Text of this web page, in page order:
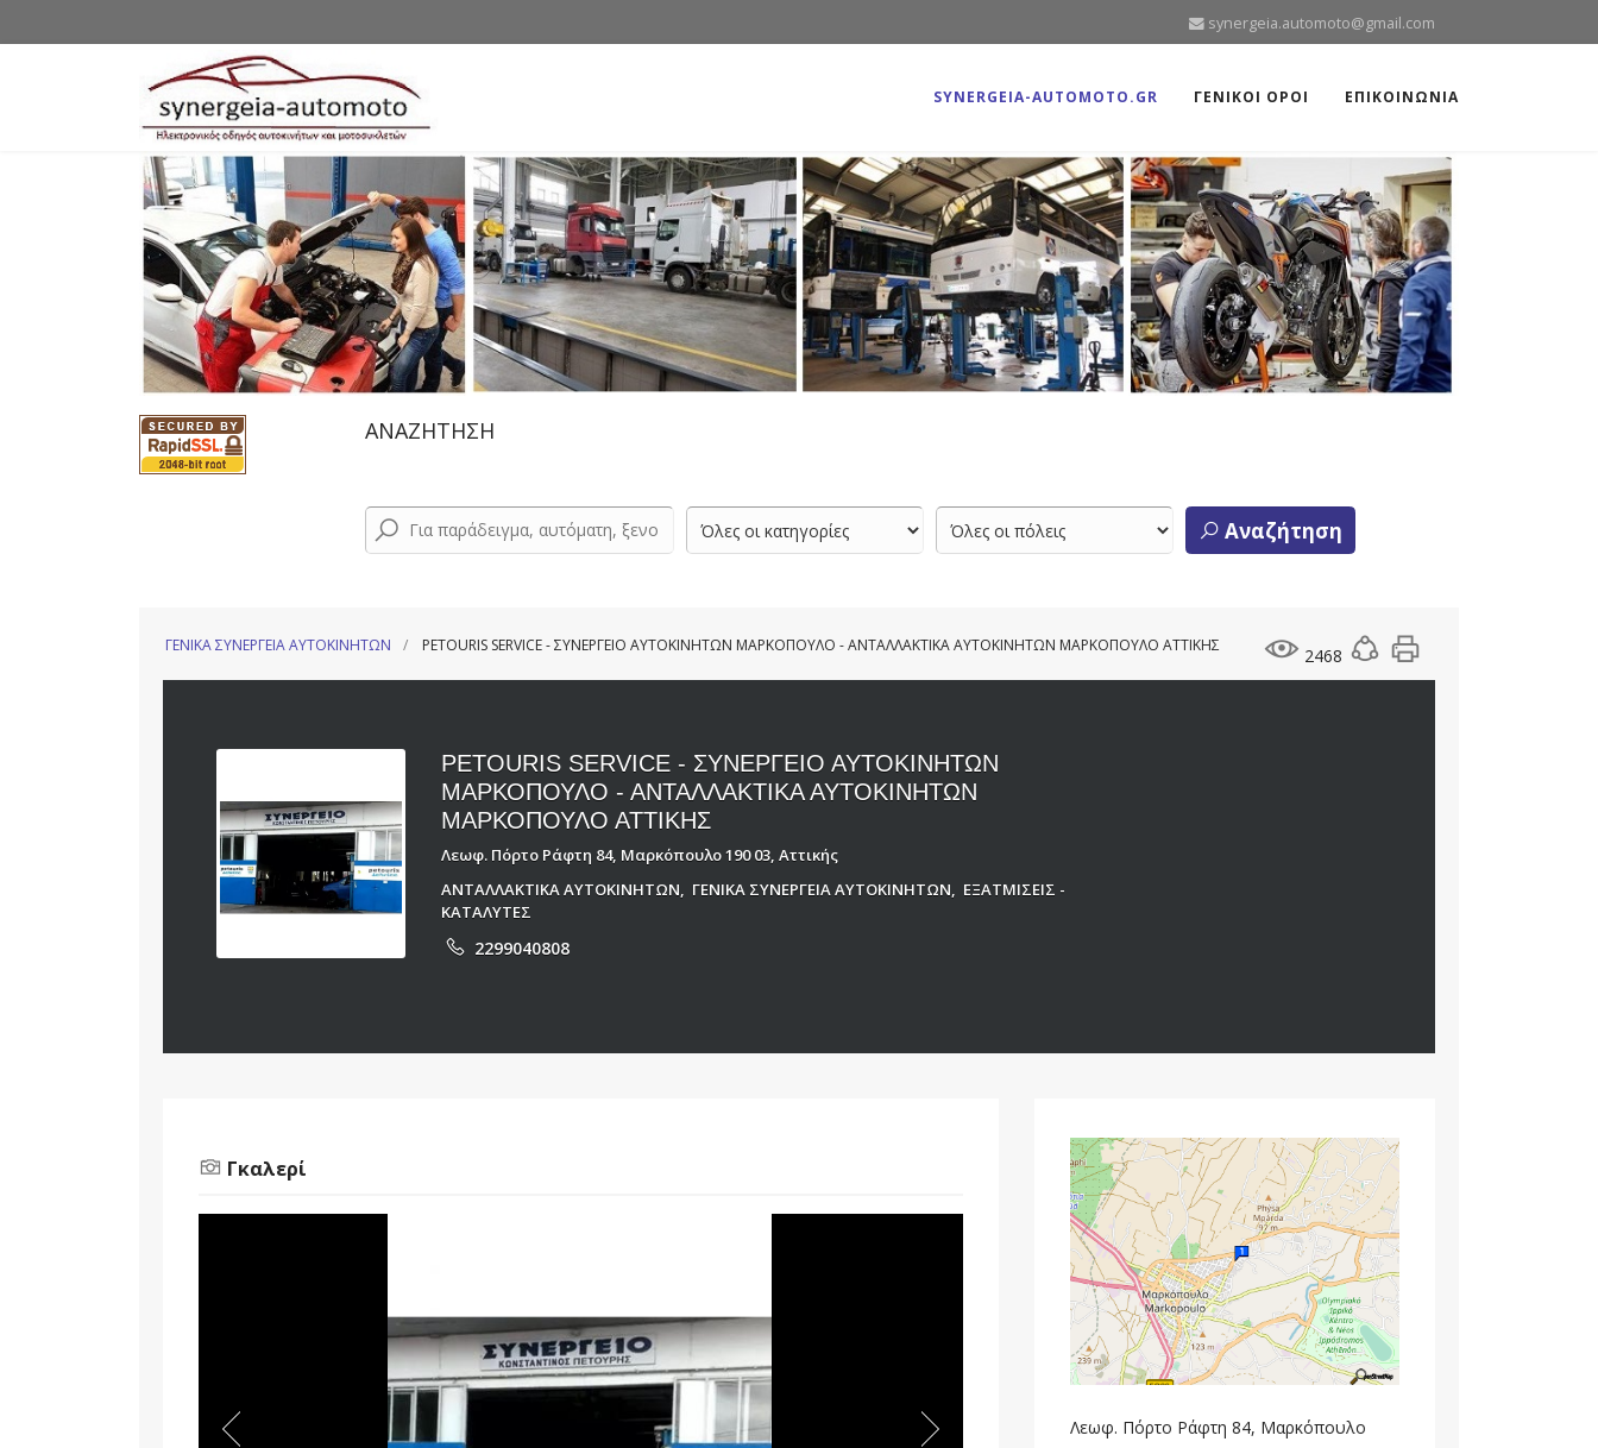
synergeia.automoto@gmail.com
SYNERGEIA-AUTOMOTO.GR ΓΕΝΙΚΟΙ ΟΡΟΙ ΕΠΙΚΟΙΝΩΝΙΑ
ΑΝΑΖΗΤΗΣΗ
Αναζήτηση
2468
ΓΕΝΙΚΑ ΣΥΝΕΡΓΕΙΑ ΑΥΤΟΚΙΝΗΤΩΝ PETOURIS SERVICE - ΣΥΝΕΡΓΕΙΟ ΑΥΤΟΚΙΝΗΤΩΝ ΜΑΡΚΟΠΟΥΛΟ - ΑΝΤΑΛΛΑΚΤΙΚΑ ΑΥΤΟΚΙΝΗΤΩΝ ΜΑΡΚΟΠΟΥΛΟ ΑΤΤΙΚΗΣ
PETOURIS SERVICE - ΣΥΝΕΡΓΕΙΟ ΑΥΤΟΚΙΝΗΤΩΝ
ΜΑΡΚΟΠΟΥΛΟ - ΑΝΤΑΛΛΑΚΤΙΚΑ ΑΥΤΟΚΙΝΗΤΩΝ
ΜΑΡΚΟΠΟΥΛΟ ΑΤΤΙΚΗΣ
Λεωφ. Πόρτο Ράφτη 84, Μαρκόπουλο 190 03, Αττικής
ΑΝΤΑΛΛΑΚΤΙΚΑ ΑΥΤΟΚΙΝΗΤΩΝ
ΓΕΝΙΚΑ ΣΥΝΕΡΓΕΙΑ ΑΥΤΟΚΙΝΗΤΩΝ
ΕΞΑΤΜΙΣΕΙΣ -
ΚΑΤΑΛΥΤΕΣ
2299040808
Γκαλερί
Λεωφ. Πόρτο Ράφτη 84, Μαρκόπουλο